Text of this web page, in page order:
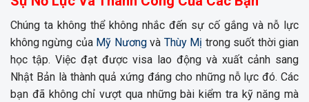
Chúng ta không thể không nhắc đến sự cố gắng và nỗ lực
không ngừng của Mỹ Nươngvà Thùy Mị trong suốt thời gian
học tập. Việc đạt được visa lao động và xuất cảnh sang
Nhật Bản là thành quả xứng đáng cho những nỗ lực đó. Các
bạn đã không chỉ vượt qua những bài kiểm tra kỹ năng mà